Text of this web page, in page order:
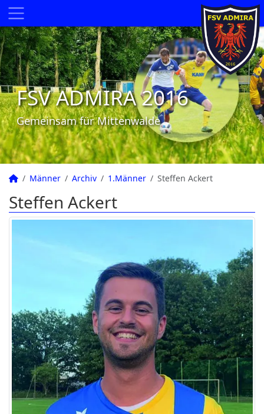
FSV ADMIRA 2016
Gemeinsam für Mittenwalde
Männer Archiv 1.Männer Steffen Ackert
Steffen Ackert